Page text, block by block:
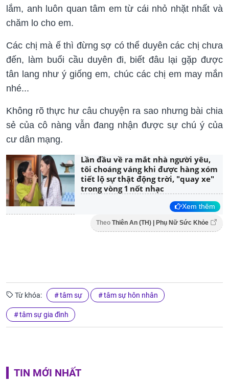
lắm, anh luôn quan tâm em từ cái nhỏ nhặt nhất và
chăm lo cho em.
Các chị mà ế thì đừng sợ có thể duyên các chị chưa
đến, làm buổi cầu duyên đi, biết đâu lại gặp được
tân lang như ý giống em, chúc các chị em may mắn
nhé...
Không rõ thực hư câu chuyện ra sao nhưng bài chia
sẻ của cô nàng vẫn đang nhận được sự chú ý của
cư dân mạng.
Lần đầu về ra mắt nhà người yêu,
tôi choáng váng khi được hàng xóm
tiết lộ sự thật động trời, "quay xe"
trong vòng 1 nốt nhạc
Xem thêm
Theo Thiên An (TH) | Phụ Nữ Sức Khỏe
Từ khóa: tâm sự tâm sự hôn nhân
tâm sự gia đình
TIN MỚI NHẤT